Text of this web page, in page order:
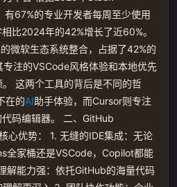
67%的专业开发者每周至少使用
比2024年的42%增长了近60%。
微软生态系统整合，占据了42%的
注的VSCode风格体验和本地优先
这两个工具的背后是不同的哲
在的AI助手体验，而Cursor则专注
码编辑器。 二、GitHub
心优势： 1. 无缝的IDE集成：无论
全家桶还是VSCode，Copilot都能
解能力强：依托GitHub的海量代码